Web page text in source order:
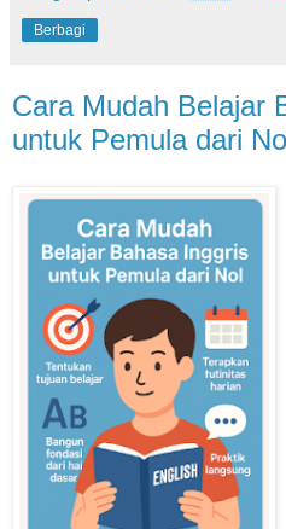
Berbagi
Cara Mudah Belajar
untuk Pemula dari